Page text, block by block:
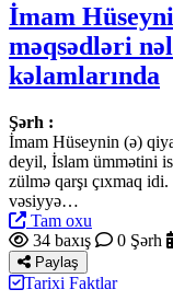
İmam
məqsədləri
kəlamlarında
Şərh :
İmam Hüseynin (ə)
deyil, İslam ümmətini
zülmə qarşı çıxmaq
vəsiyyə…
Tam oxu
34 baxış
0 Şərh
Paylaş
Tarixi Faktlar